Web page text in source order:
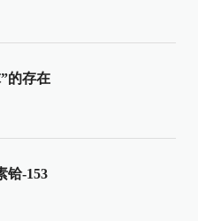
的存在
铪-153